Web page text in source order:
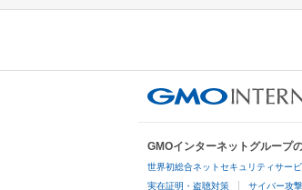
GMOインターネットグループ
世界初総合ネットセキュリティサー
実在証明・盗聴対策 サイバー攻